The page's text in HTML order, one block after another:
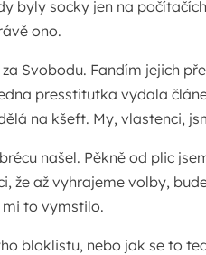
byly socky jen na
ono.
Svobodu. Fandím jejich
presstitutka vydala
na kšeft. My, vlastenci,
našel. Pěkně od plic
že až vyhrajeme volby,
mi to vymstilo.
bloklistu, nebo jak se to